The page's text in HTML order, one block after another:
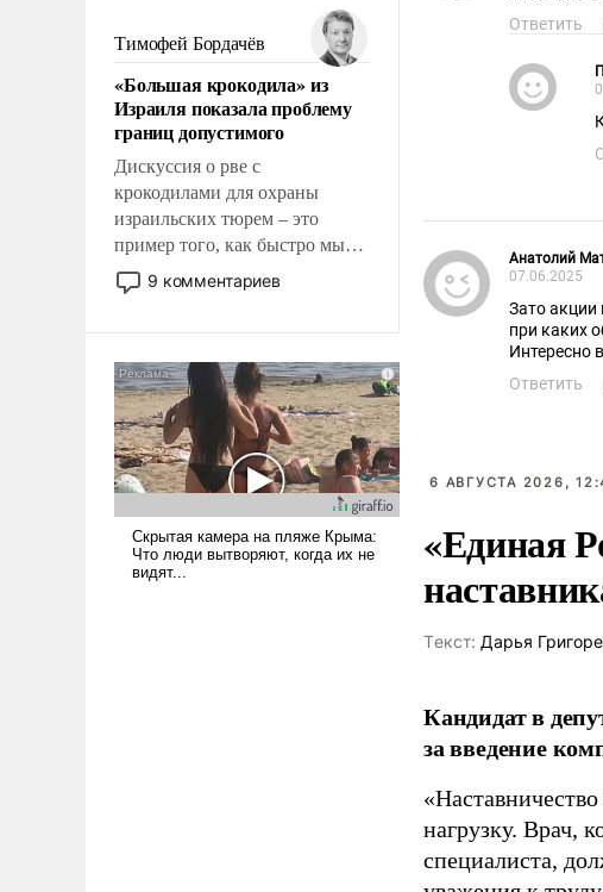
налогоплательщиков и где
Еревану за свои поступки не
нужно отвечать.
Тимофей Бордачёв
«Большая крокодила» из
Израиля показала проблему
границ допустимого
Дискуссия о рве с
крокодилами для охраны
израильских тюрем – это
пример того, как быстро мы
двигаемся по пути
революционных изменений.
псевдонаучной фантастики,
стало всерьез обсуждаемой
идеей.
9 комментариев
Ответить
Анатолий
07.06.2025
Зато акции
при каких
Интересно
Ответить
6 АВГУСТА 2026,
«Единая
Tекст: Дарья
Кандидат в
за введение
нагрузку. Врач,
специалиста,